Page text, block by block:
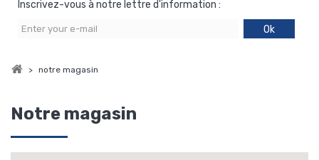
Inscrivez-vous à notre lettre d'information :
Ok
> notre magasin
Notre magasin